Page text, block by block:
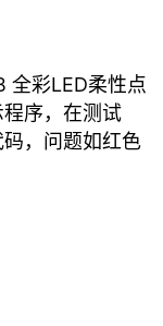
全彩LED柔性点
序，在测试
，问题如红色